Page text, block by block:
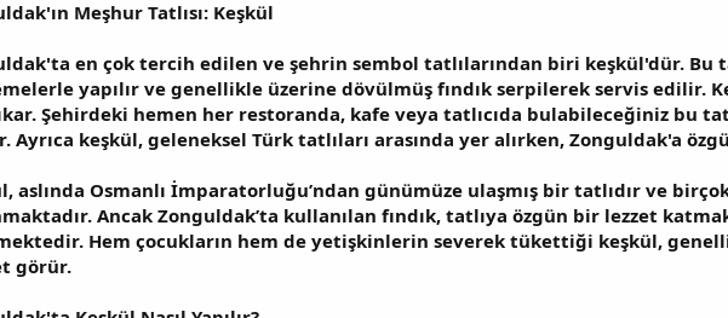
Meşhur Tatlısı: Keşkül
en çok tercih edilen ve şehrin sembol tatlılarından biri keşkül'dür. Bu
yapılır ve genellikle üzerine dövülmüş fındık serpilerek servis edilir.
Şehirdeki hemen her restoranda, kafe veya tatlıcıda bulabileceğiniz bu
Ayrıca keşkül, geleneksel Türk tatlıları arasında yer alırken, Zonguldak'a
aslında Osmanlı İmparatorluğu’ndan günümüze ulaşmış bir tatlıdır ve
Ancak Zonguldak’ta kullanılan fındık, tatlıya özgün bir lezzet
Hem çocukların hem de yetişkinlerin severek tükettiği keşkül,
görür.